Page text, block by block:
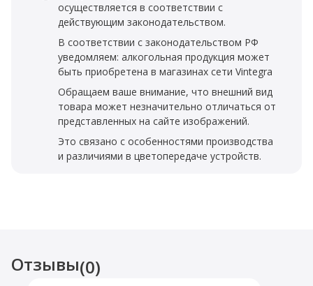
осуществляется в соответствии с
действующим законодательством.
В соответствии с законодательством РФ
уведомляем: алкогольная продукция может
быть приобретена в магазинах сети Vintegra
Обращаем ваше внимание, что внешний вид
товара может незначительно отличаться от
представленных на сайте изображений.
Это связано с особенностями производства
и различиями в цветопередаче устройств.
Отзывы(0)